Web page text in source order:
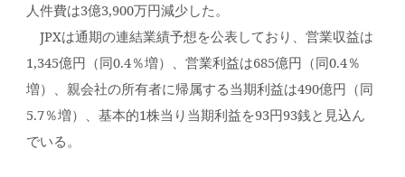
人件費は3億3,900万円減少した。
JPXは通期の連結業績予想を公表しており、営業収益は
1,345億円（同0.4％増）、営業利益は685億円（同0.4％
増）、親会社の所有者に帰属する当期利益は490億円（同
5.7％増）、基本的1株当り当期利益を93円93銭と見込ん
でいる。